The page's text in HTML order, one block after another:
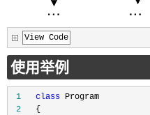
View Code
使用举例
1 class
2